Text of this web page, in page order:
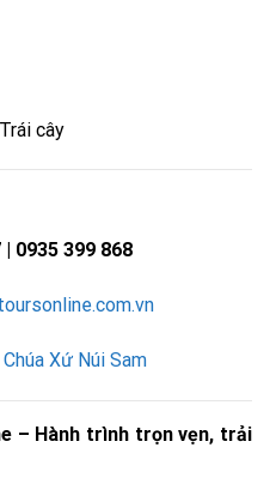
cây
| 0935 399 868
Xứ Núi Sam
– Hành trình trọn vẹn, trải